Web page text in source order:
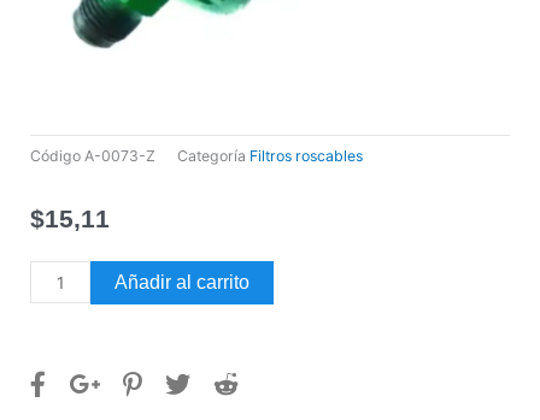
Código A-0073-Z Categoría Filtros roscables
$15,11
FILTRO
SECADOR
165
Añadir al carrito